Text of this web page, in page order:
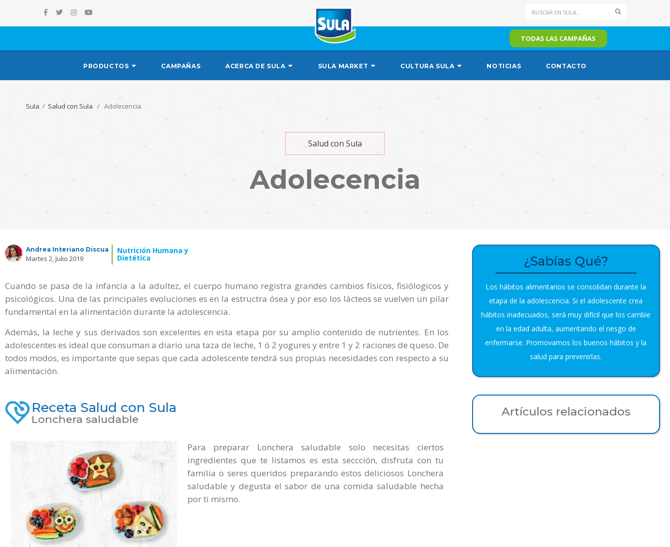
Search
TODAS LAS CAMPAÑAS
PRODUCTOS CAMPAÑAS ACERCA DE SULA SULA MARKET CULTURA SULA NOTICIAS CONTACTO
Sula / Salud con Sula / Adolecencia
Salud con Sula
Adolecencia
Andrea Interiano Discua
Martes 2, Julio 2019
Nutrición Humana y
Dietética
Cuando se pasa de la infancia a la adultez, el cuerpo humano registra grandes cambios físicos, fisiólogicos y
psicológicos. Una de las principales evoluciones es en la estructra ósea y por eso los lácteos se vuelven un pilar
fundamental en la alimentación durante la adolescencia.
Además, la leche y sus derivados son excelentes en esta etapa por su amplio contenido de nutrientes. En los
adolescentes es ideal que consuman a diario una taza de leche, 1 ó 2 yogures y entre 1 y 2 raciones de queso. De
todos modos, es importante que sepas que cada adolescente tendrá sus propias necesidades con respecto a su
alimentación.
Receta Salud con Sula
Lonchera saludable
Para preparar Lonchera saludable solo necesitas ciertos
ingredientes que te listamos es esta seccción, disfruta con tu
familia o seres queridos preparando estos deliciosos Lonchera
saludable y degusta el sabor de una comida saludable hecha
por ti mismo.
¿Sabías Qué?
Los hábitos alimentarios se consolidan durante la
etapa de la adolescencia. Si el adolescente crea
hábitos inadecuados, será muy difícil que los cambie
en la edad adulta, aumentando el riesgo de
enfermarse. Promovamos los buenos hábitos y la
salud para prevenirlas.
Artículos relacionados